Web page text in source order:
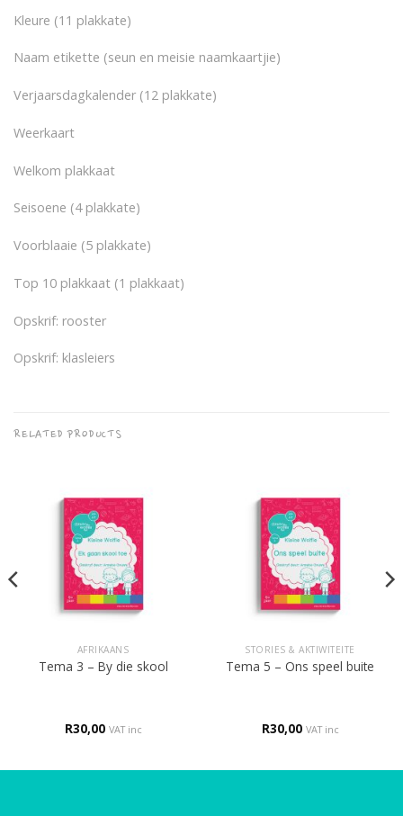
Kleure (11 plakkate)
Naam etikette (seun en meisie naamkaartjie)
Verjaarsdagkalender (12 plakkate)
Weerkaart
Welkom plakkaat
Seisoene (4 plakkate)
Voorblaaie (5 plakkate)
Top 10 plakkaat (1 plakkaat)
Opskrif: rooster
Opskrif: klasleiers
RELATED PRODUCTS
AFRIKAANS
Tema 3 – By die skool
R30,00 VAT inc
STORIES & AKTIWITEITE
Tema 5 – Ons speel buite
R30,00 VAT inc